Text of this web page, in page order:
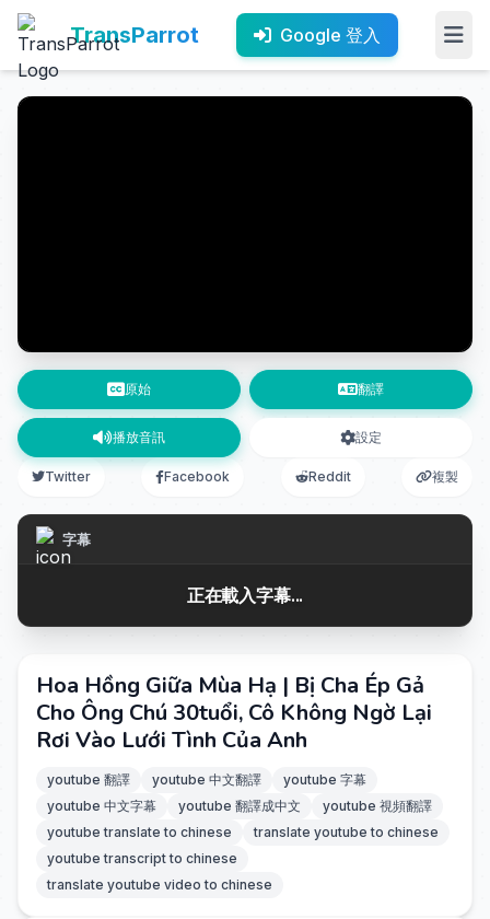
TransParrot Google 登入
原始 翻譯
播放音訊 設定
Twitter Facebook Reddit 複製
字幕
正在載入字幕...
Hoa Hồng Giữa Mùa Hạ | Bị Cha Ép Gả
Cho Ông Chú 30tuổi, Cô Không Ngờ Lại
Rơi Vào Lưới Tình Của Anh
youtube 翻譯 youtube 中文翻譯
youtube 字幕
youtube 中文字幕
youtube 翻譯成中文
youtube 視頻翻譯
youtube translate to chinese
translate youtube to chinese
youtube transcript to chinese
translate youtube video to chinese